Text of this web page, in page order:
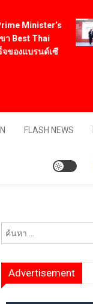
Thai
บรนด์เซี
FLASH NEWS
Advertisement